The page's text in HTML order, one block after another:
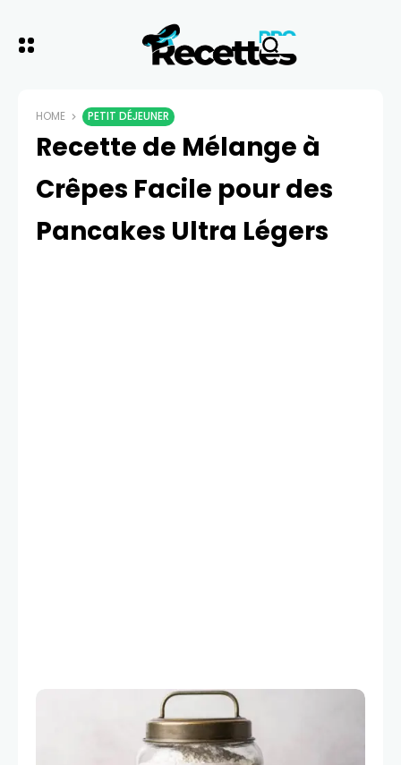
HOME PETIT DÉJEUNER
Recette de Mélange à
Crêpes Facile pour des
Pancakes Ultra Légers